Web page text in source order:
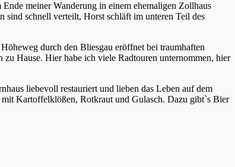
meiner Wanderung in einem ehemaligen Zollhaus
sind schnell verteilt, Horst schläft im unteren Teil des
durch den Bliesgau eröffnet bei traumhaften
Hause. Hier habe ich viele Radtouren unternommen, hier
liebevoll restauriert und lieben das Leben auf dem
Kartoffelklößen, Rotkraut und Gulasch. Dazu gibt`s Bier